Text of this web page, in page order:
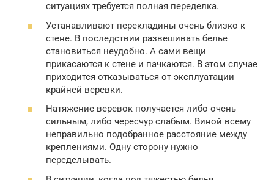
ситуациях требуется полная переделка.
Устанавливают перекладины очень близко к
стене. В последствии развешивать белье
становиться неудобно. А сами вещи
прикасаются к стене и пачкаются. В этом случае
приходится отказываться от эксплуатации
крайней веревки.
Натяжение веревок получается либо очень
сильным, либо чересчур слабым. Виной всему
неправильно подобранное расстояние между
креплениями. Одну сторону нужно
переделывать.